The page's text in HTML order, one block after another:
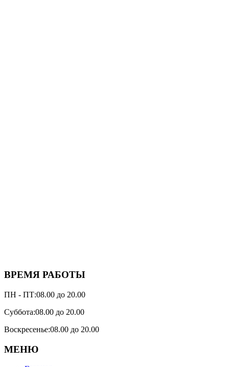
ВРЕМЯ РАБОТЫ
ПН - ПТ:08.00 до 20.00
Суббота:08.00 до 20.00
Воскресенье:08.00 до 20.00
МЕНЮ